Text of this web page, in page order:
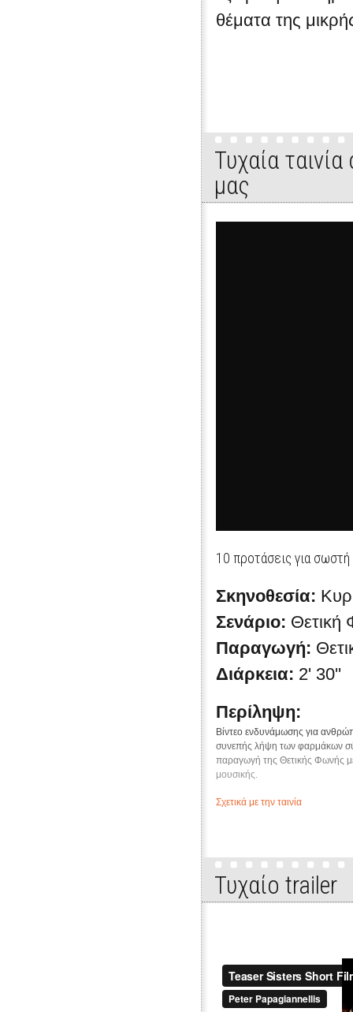
θέματα της
Τυχαία
μας
10 προτάσεις για
Σκηνοθεσία:
Σενάριο: Θετική
Παραγωγή:
Διάρκεια: 2' 30''
Περίληψη:
Βίντεο ενδυνάμωσης για
συνεπής λήψη των φαρμάκων
παραγωγή της Θετικής Φωνής
μουσικής.
Σχετικά με την ταινία
Τυχαίo trailer